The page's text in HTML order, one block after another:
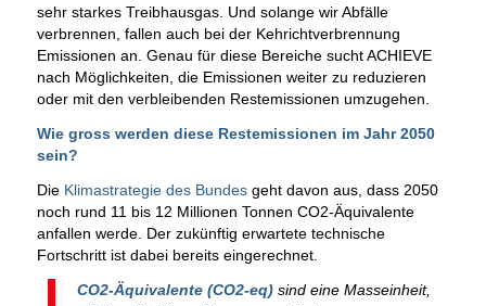
sehr starkes Treibhausgas. Und solange wir Abfälle
verbrennen, fallen auch bei der Kehrichtverbrennung
Emissionen an. Genau für diese Bereiche sucht ACHIEVE
nach Möglichkeiten, die Emissionen weiter zu reduzieren
oder mit den verbleibenden Restemissionen umzugehen.
Wie gross werden diese Restemissionen im Jahr 2050
sein?
Die Klimastrategie des Bundesgeht davon aus, dass 2050
noch rund 11 bis 12 Millionen Tonnen CO2-Äquivalente
anfallen werde. Der zukünftig erwartete technische
Fortschritt ist dabei bereits eingerechnet.
CO2-Äquivalente (CO2-eq)sind eine Masseinheit,